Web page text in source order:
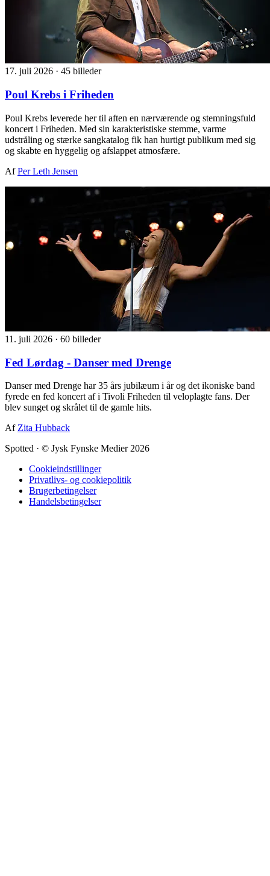
17. juli 2026 · 45 billeder
Poul Krebs i Friheden
Poul Krebs leverede her til aften en nærværende og stemningsfuld
koncert i Friheden. Med sin karakteristiske stemme, varme
udstråling og stærke sangkatalog fik han hurtigt publikum med sig
og skabte en hyggelig og afslappet atmosfære.
AfPer Leth Jensen
11. juli 2026 · 60 billeder
Fed Lørdag - Danser med Drenge
Danser med Drenge har 35 års jubilæum i år og det ikoniske band
fyrede en fed koncert af i Tivoli Friheden til veloplagte fans. Der
blev sunget og skrålet til de gamle hits.
Af Zita Hubback
Spotted · © Jysk Fynske Medier 2026
Cookieindstillinger
Privatlivs- og cookiepolitik
Brugerbetingelser
Handelsbetingelser